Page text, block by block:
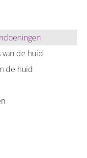
de huid
de huid